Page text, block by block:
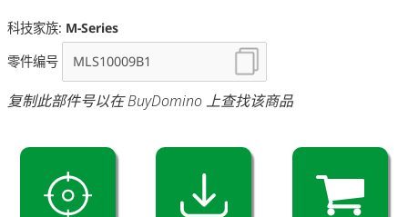
科技家族: M-Series
零件编号
复制此部件号以在 BuyDomino 上查找该商品